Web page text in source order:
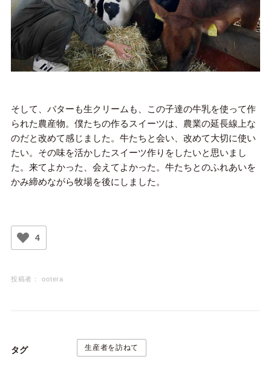
そして、バターも生クリームも、この子達の牛乳を使って作
られた農産物。僕たちの作るスイーツは、農業の延長線上な
のだと改めて感じました。牛たちと会い、改めて大切に使い
たい。その味を活かしたスイーツ作りをしたいと思いまし
た。来てよかった、会えてよかった。牛たちとのふれあいを
かみ締めながら牧場を後にしました。
4
投稿者： ootera
タグ 生産者を訪ねて